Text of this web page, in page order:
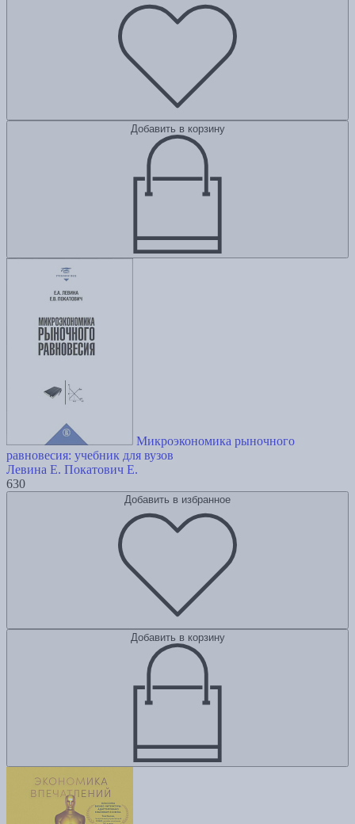
Добавить в корзину
Микроэкономика рыночного
равновесия: учебник для вузов
Левина Е. Покатович Е.
630
Добавить в избранное
Добавить в корзину